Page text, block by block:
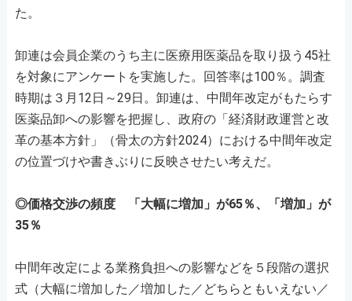
た。
卸連は会員企業のうち主に医療用医薬品を取り扱う45社
を対象にアンケートを実施した。回答率は100％。調査
時期は３月12日～29日。卸連は、中間年改定がもたらす
医薬品卸への影響を把握し、政府の「経済財政運営と改
革の基本方針」（骨太の方針2024）における中間年改定
の位置づけや書きぶりに反映させたい考えだ。
◎価格交渉の頻度 「大幅に増加」が65％、「増加」が
35％
中間年改定による業務負担への影響などを５段階の選択
式（大幅に増加した／増加した／どちらともいえない／